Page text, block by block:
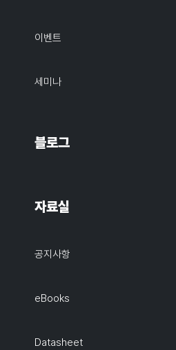
이벤트
세미나
블로그
자료실
공지사항
eBooks
Datasheet